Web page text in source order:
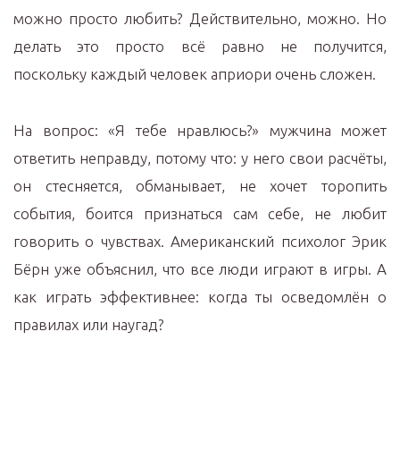
можно просто любить? Действительно, можно. Но
делать это просто всё равно не получится,
поскольку каждый человек априори очень сложен.
На вопрос: «Я тебе нравлюсь?» мужчина может
ответить неправду, потому что: у него свои расчёты,
он стесняется, обманывает, не хочет торопить
события, боится признаться сам себе, не любит
говорить о чувствах. Американский психолог Эрик
Бёрн уже объяснил, что все люди играют в игры. А
как играть эффективнее: когда ты осведомлён о
правилах или наугад?